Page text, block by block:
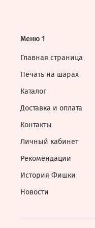
Меню 1
Главная страница
Печать на шарах
Каталог
Доставка и оплата
Контакты
Личный кабинет
Рекомендации
История Фишки
Новости